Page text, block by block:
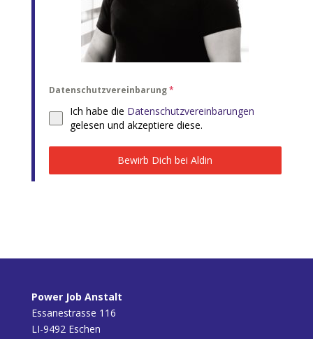
Datenschutzvereinbarung*
Ich habe die Datenschutzvereinbarungen
gelesen und akzeptiere diese.
Bewirb Dich bei Aldin
Power Job Anstalt
Essanestrasse 116
LI-9492 Eschen